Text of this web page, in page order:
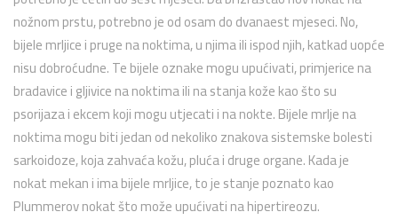
nožnom prstu, potrebno je od osam do dvanaest mjeseci. No,
bijele mrljice i pruge na noktima, u njima ili ispod njih, katkad uopće
nisu dobroćudne. Te bijele oznake mogu upućivati, primjerice na
bradavice i gljivice na noktima ili na stanja kože kao što su
psorijaza i ekcem koji mogu utjecati i na nokte. Bijele mrlje na
noktima mogu biti jedan od nekoliko znakova sistemske bolesti
sarkoidoze, koja zahvaća kožu, pluća i druge organe. Kada je
nokat mekan i ima bijele mrljice, to je stanje poznato kao
Plummerov nokat što može upućivati na hipertireozu.